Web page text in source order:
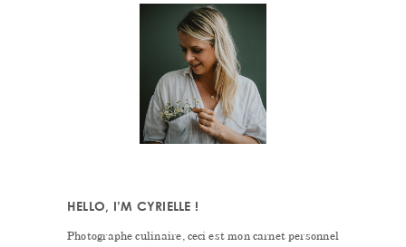
HELLO, I’M CYRIELLE !
Photographe culinaire, ceci est mon carnet personnel